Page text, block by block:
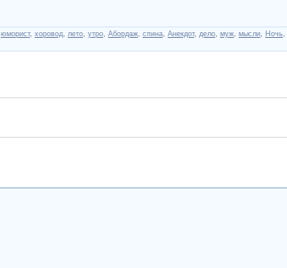
юморист, хоровод лето утро Абордаж спина Анекдот, дело муж мысли Ночь